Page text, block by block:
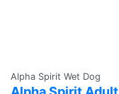
Alpha Spirit Wet Dog